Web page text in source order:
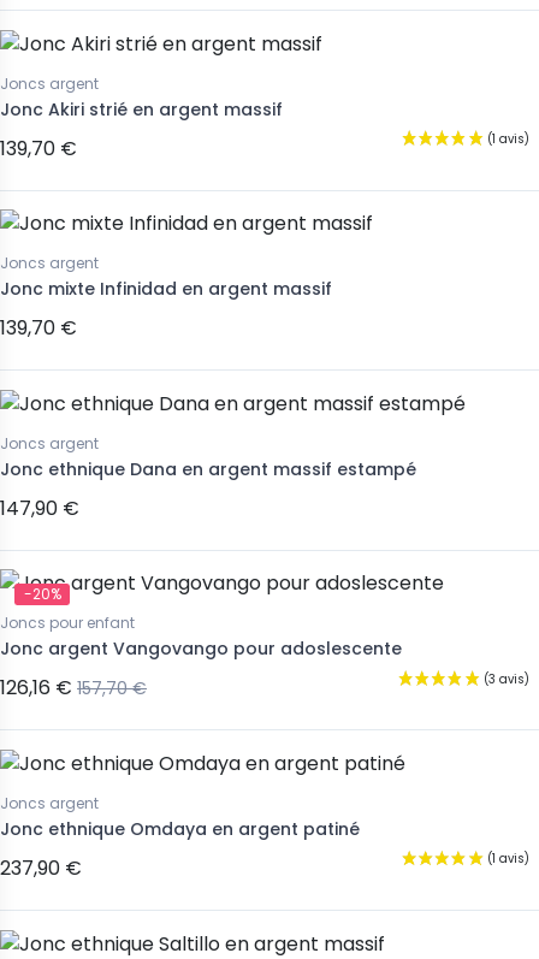
Joncs argent
Jonc Akiri strié en argent massif
139,70 €
Joncs argent
Jonc mixte Infinidad en argent massif
139,70 €
Joncs argent
Jonc ethnique Dana en argent massif estampé
147,90 €
-20%
Joncs pour enfant
Jonc argent Vangovango pour adoslescente
126,16 € 157,70 €
Joncs argent
Jonc ethnique Omdaya en argent patiné
237,90 €